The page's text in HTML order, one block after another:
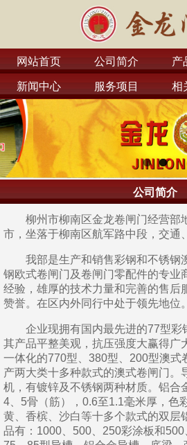
网站首页 公司简介 产
新闻中心 服务项目 相
公司简介
柳州市柳南区金龙卷闸门经营部
市，坐落于柳南区航军路中段，交通
我部是生产和销售彩钢和不锈钢
钢欧式卷闸门及卷闸门零配件的专业
经验，雄厚的技术力量和完善的售后
赞誉。在区内外同行中处于领先地位。
企业现拥有国内最先进的77型彩
其产品平整美观，抗压强度大赢得广
一体化的770型、380型、200型澳式
产两大类十多种款式的澳式卷闸门。
机，有镀锌及不锈钢两种材质。铝合
4、5骨（筋），0.6至1.1毫米厚，色
黄、香槟、沙白等十多个款式的双层
品有：1000、500、250彩涂板和